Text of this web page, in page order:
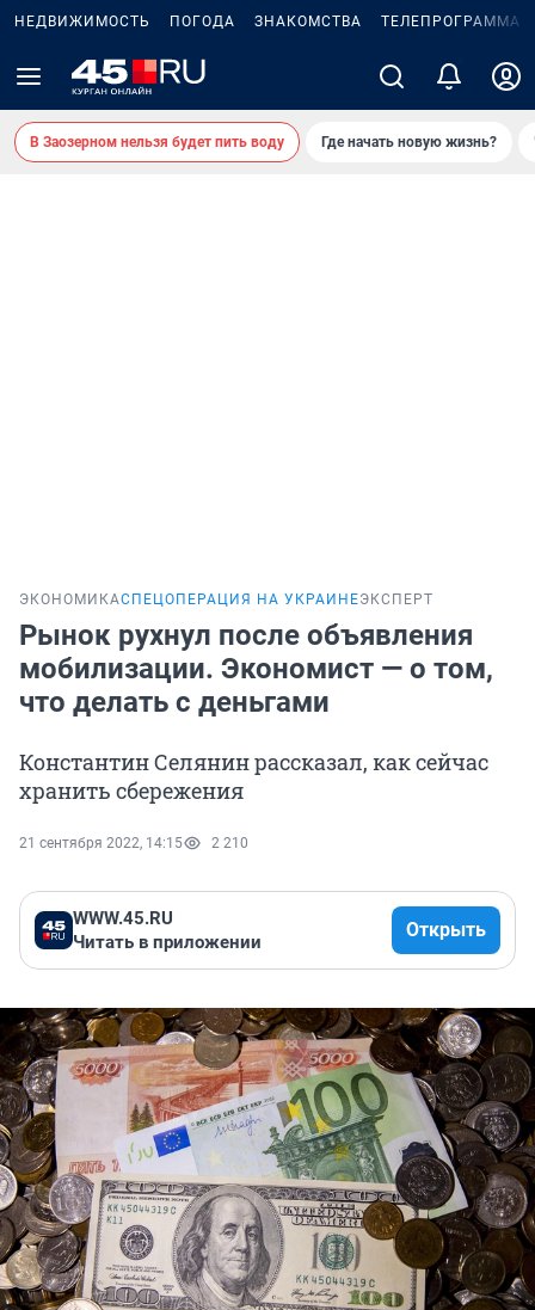
НЕДВИЖИМОСТЬ ПОГОДА ЗНАКОМСТВА ТЕЛЕПРОГРАММА
В Заозерном нельзя будет пить воду Где начать новую жизнь?
ЭКОНОМИКАСПЕЦОПЕРАЦИЯ НА УКРАИНЕЭКСПЕРТ
Рынок рухнул после объявления
мобилизации. Экономист — о том,
что делать с деньгами
Константин Селянин рассказал, как сейчас
хранить сбережения
21 сентября 2022, 14:15 2 210
WWW.45.RU
Читать в приложении
Открыть